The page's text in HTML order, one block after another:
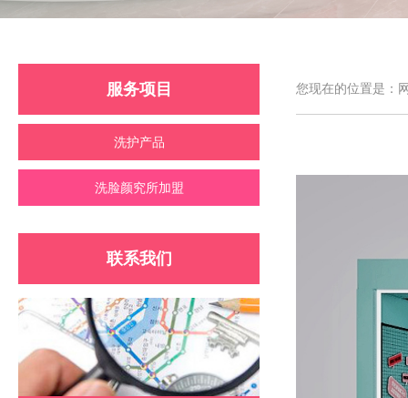
服务项目
洗护产品
洗脸颜究所加盟
联系我们
您现在的位置是：